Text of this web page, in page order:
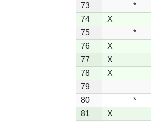
73
*
74
X
75
*
76
X
77
X
78
X
79
80
*
81
X